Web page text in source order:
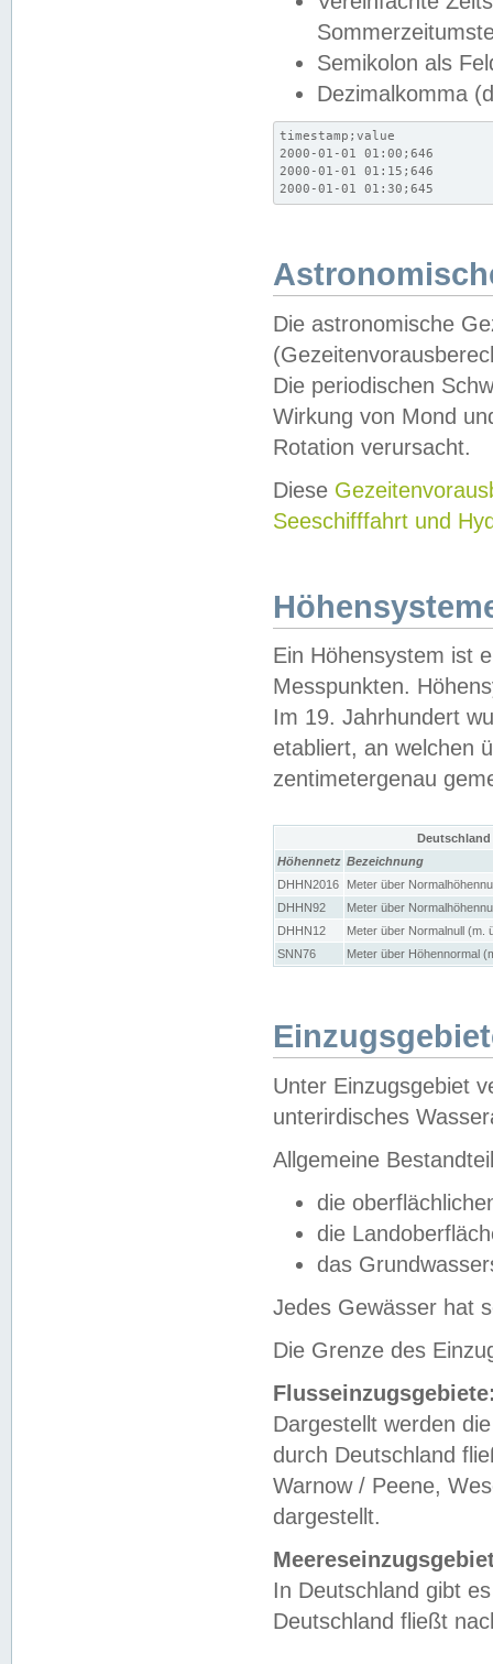
Semikolon als
Dezimalkomma
timestamp;value
2000-01-01 01:00;646
2000-01-01 01:15;646
2000-01-01 01:30;645
Die astronomische
Die periodischen
Wirkung von Mond
Rotation verursacht.
Diese
Seeschifffahrt und
Ein Höhensystem ist
Messpunkten.
Im 19. Jahrhundert
etabliert, an welchen
zentimetergenau
Höhennetz Bezeichnung
DHHN2016
Meter über
DHHN92
Meter über
DHHN12
Meter über Normalnull (m.
SNN76
Meter über Höhennormal
Unter Einzugsgebiet
unterirdisches
Allgemeine
die
die
das
Jedes Gewässer hat
Die Grenze des
Dargestellt werden
durch Deutschland
Warnow / Peene,
dargestellt.
In Deutschland gibt
Deutschland fließt